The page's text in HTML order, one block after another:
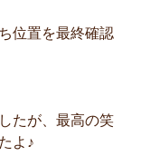
位置を最終確認
たが、最高の笑
よ♪